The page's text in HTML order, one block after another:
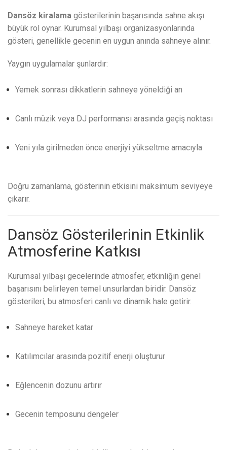
Dansöz kiralama gösterilerinin başarısında sahne akışı
büyük rol oynar. Kurumsal yılbaşı organizasyonlarında
gösteri, genellikle gecenin en uygun anında sahneye alınır.
Yaygın uygulamalar şunlardır:
Yemek sonrası dikkatlerin sahneye yöneldiği an
Canlı müzik veya DJ performansı arasında geçiş noktası
Yeni yıla girilmeden önce enerjiyi yükseltme amacıyla
Doğru zamanlama, gösterinin etkisini maksimum seviyeye
çıkarır.
Dansöz Gösterilerinin Etkinlik
Atmosferine Katkısı
Kurumsal yılbaşı gecelerinde atmosfer, etkinliğin genel
başarısını belirleyen temel unsurlardan biridir. Dansöz
gösterileri, bu atmosferi canlı ve dinamik hale getirir.
Sahneye hareket katar
Katılımcılar arasında pozitif enerji oluşturur
Eğlencenin dozunu artırır
Gecenin temposunu dengeler